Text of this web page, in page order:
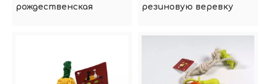
рождественская
резиновую веревку